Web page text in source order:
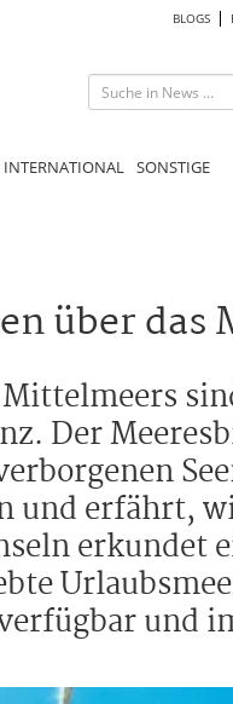
BLOGS
INTERNATIONAL SONSTIGE
über das
Der
und erfährt,
erkundet
und